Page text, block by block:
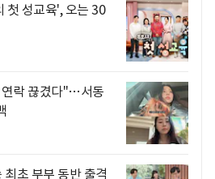
첫 성교육', 오는 30
연락 끊겼다"…서동
초 부부 동반 출격